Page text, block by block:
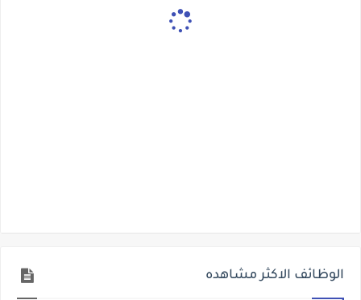
الوظائف الاكثر مشاهده